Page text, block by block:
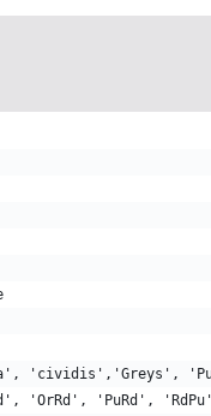
'cividis','Greys',
'OrRd', 'PuRd',